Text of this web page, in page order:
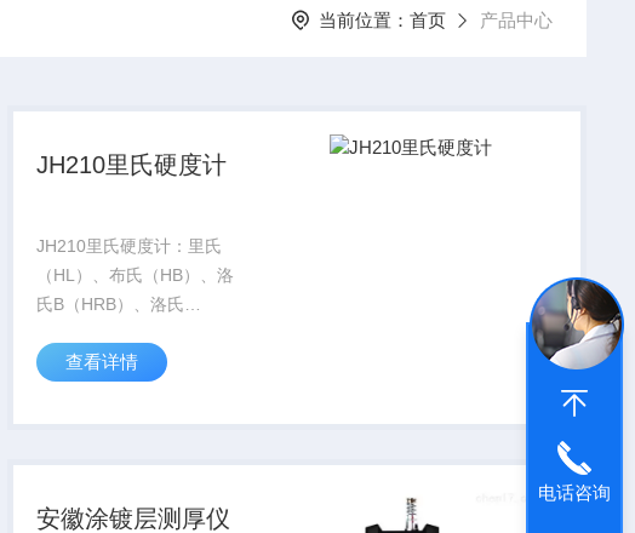
当前位置： 首页 产品中心
JH210里氏硬度计
JH210里氏硬度计：里氏
（HL）、布氏（HB）、洛
氏B（HRB）、洛氏
A（HRA）、维氏（HV）、
和铸钢、合金工具钢、不锈
查看详情
安徽涂镀层测厚仪
电话咨询